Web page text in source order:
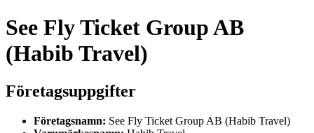
See Fly Ticket Group AB
(Habib Travel)
Företagsuppgifter
Företagsnamn: See Fly Ticket Group AB (Habib Travel)